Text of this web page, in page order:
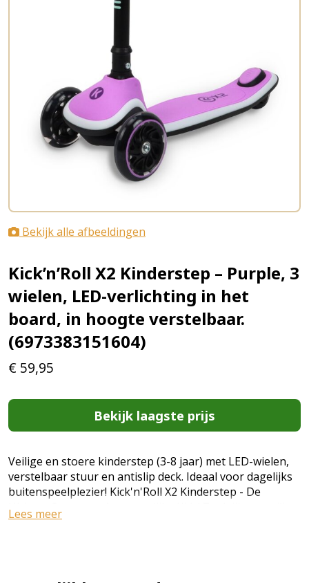
Bekijk alle afbeeldingen
Kick’n’Roll X2 Kinderstep – Purple, 3
wielen, LED-verlichting in het
board, in hoogte verstelbaar.
(6973383151604)
€ 59,95
Bekijk laagste prijs
Veilige en stoere kinderstep (3-8 jaar) met LED-wielen,
verstelbaar stuur en antislip deck. Ideaal voor dagelijks
buitenspeelplezier! Kick'n'Roll X2 Kinderstep - De
Ultieme Step voor Avontuurlijke Kids! Zoek jij een veilige,
stoere en duurzame step voor je kind? De Kick'n'Roll X2
Lees meer